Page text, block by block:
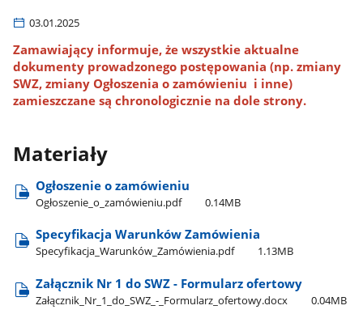
03.01.2025
Zamawiający informuje, że wszystkie aktualne
dokumenty prowadzonego postępowania (np. zmiany
SWZ, zmiany Ogłoszenia o zamówieniu i inne)
zamieszczane są chronologicznie na dole strony.
Materiały
Ogłoszenie o zamówieniu
Ogłoszenie​_o​_zamówieniu.pdf 0.14MB
Specyfikacja Warunków Zamówienia
Specyfikacja​_Warunków​_Zamówienia.pdf 1.13MB
Załącznik Nr 1 do SWZ - Formularz ofertowy
Załącznik​_Nr​_1​_do​_SWZ​_-​_Formularz​_ofertowy.docx 0.04MB